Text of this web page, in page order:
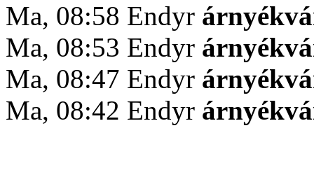
Ma, 08:58 Endyr
Ma, 08:53 Endyr
Ma, 08:47 Endyr
Ma, 08:42 Endyr